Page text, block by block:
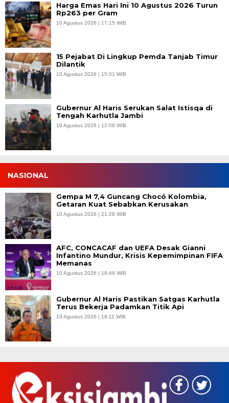
Harga Emas Hari Ini 10 Agustus 2026 Turun
Rp263 per Gram
10 Agustus 2026 | 17:15 WIB
15 Pejabat Di Lingkup Pemda Tanjab Timur
Dilantik
10 Agustus 2026 | 15:01 WIB
Gubernur Al Haris Serukan Salat Istisqa di
Tengah Karhutla Jambi
10 Agustus 2026 | 12:08 WIB
NASIONAL
Gempa M 7,4 Guncang Chocó Kolombia,
Getaran Kuat Sebabkan Kerusakan
10 Agustus 2026 | 21:28 WIB
AFC, CONCACAF dan UEFA Desak Gianni
Infantino Mundur, Krisis Kepemimpinan FIFA
Memanas
10 Agustus 2026 | 18:49 WIB
Gubernur Al Haris Pastikan Satgas Karhutla
Terus Bekerja Padamkan Titik Api
10 Agustus 2026 | 18:11 WIB